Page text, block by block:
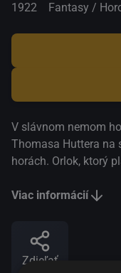
1922
Fantasy /
V slávnom nemom
Thomasa Huttera na
horách. Orlok, ktorý
pokúša utiecť a
Wisborgu do
nehnuteľnosť
prebudí so stopami
Viac informácií
Zdieľať